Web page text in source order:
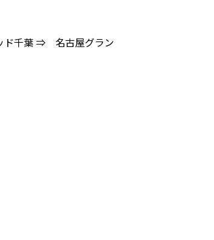
ド千葉 ⇒ 名古屋グラン